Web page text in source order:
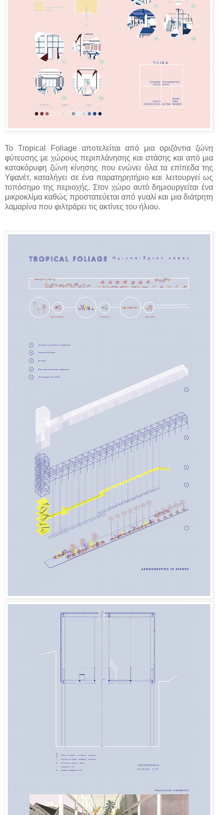
Το Tropical Foliage αποτελείται από μια οριζόντια ζώνη
φύτευσης με χώρους περιπλάνησης και στάσης και από μια
κατακόρυφη ζώνη κίνησης που ενώνει όλα τα επίπεδα της
Υφανέτ, καταλήγει σε ένα παρατηρητήριο και λειτουργεί ως
τοπόσημο της περιοχής. Στον χώρο αυτό δημιουργείται ένα
μικροκλίμα καθώς προστατεύεται από γυαλί και μια διάτρητη
λαμαρίνα που φιλτράρει τις ακτίνες του ήλιου.